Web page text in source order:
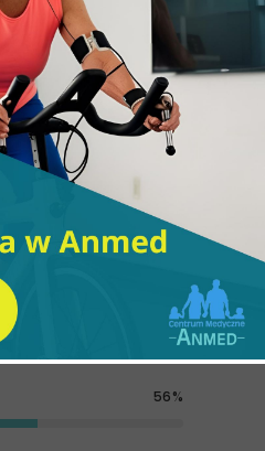
nibh euismod
amet, consectetuer
nonummy nibh
dolore magna
Ut wisi enim ad
exerci tation
nisl ut aliquip
Duis autem vel
56